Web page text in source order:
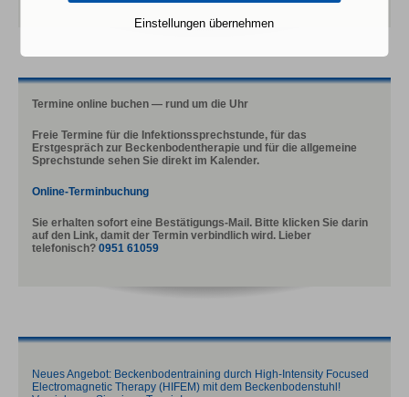
Termine online buchen — rund um die Uhr
Freie Termine für die Infektionssprechstunde, für das
Erstgespräch zur Beckenbodentherapie und für die allgemeine
Sprechstunde sehen Sie direkt im Kalender.
Online-Terminbuchung
Sie erhalten sofort eine Bestätigungs-Mail. Bitte klicken Sie darin
auf den Link, damit der Termin verbindlich wird. Lieber
telefonisch? 0951 61059
Neues Angebot: Beckenbodentraining durch High-Intensity Focused
Electromagnetic Therapy (HIFEM) mit dem Beckenbodenstuhl!
Einstellungen übernehmen